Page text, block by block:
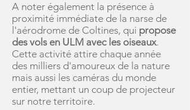
A noter également la présence à
proximité immédiate de la narse de
l'aérodrome de Coltines, qui propose
des vols en ULM avec les oiseaux.
Cette activité attire chaque année
des milliers d'amoureux de la nature
mais aussi les caméras du monde
entier, mettant un coup de projecteur
sur notre territoire.